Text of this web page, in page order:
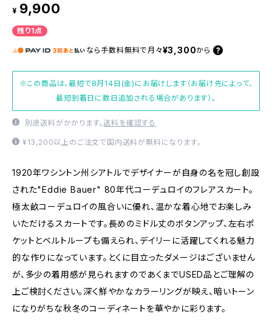
¥ 9,900
残り1点
なら 手数料無料で 月々¥3,300から
※この商品は、最短で8月14日(金)にお届けします（お届け先によって、
最短到着日に数日追加される場合があります）。
別途送料がかかります。送料を確認する
¥13,200以上のご注文で国内送料が無料になります。
1920年ワシントン州シアトルでデザイナーが自身の名を冠し創設
された"Eddie Bauer" 80年代コーデュロイのフレアスカート。
極太畝コーデュロイの風合いに優れ、温かな着心地でお楽しみ
いただけるスカートです。長めのミドル丈のボタンアップ、左右ポ
ケットとベルトループも備えられ、デイリーに活躍してくれる魅力
的な作りになっています。とくに目立ったダメージはございません
が、多少の着用感が見られますのであくまでUSED品とご理解の
上ご検討ください。深く鮮やかなカラーリングが映え、暗いトーン
になりがちな秋冬のコーディネートを華やかに彩ります。